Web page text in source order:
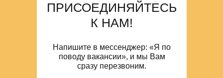
ПРИСОЕДИНЯЙТЕСЬ
К НАМ!
Напишите в мессенджер: «Я по
поводу вакансии», и мы Вам
сразу перезвоним.